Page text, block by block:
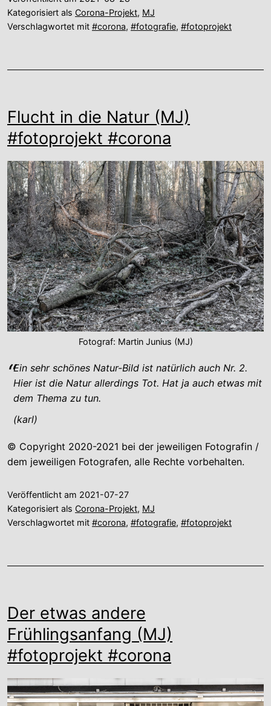
Kategorisiert als Corona-Projekt, MJ
Verschlagwortet mit #corona, #fotografie, #fotoprojekt
Flucht in die Natur (MJ)
#fotoprojekt #corona
Fotograf: Martin Junius (MJ)
Ein sehr schönes Natur-Bild ist natürlich auch Nr. 2.
Hier ist die Natur allerdings Tot. Hat ja auch etwas mit
dem Thema zu tun.
(karl)
© Copyright 2020-2021 bei der jeweiligen Fotografin /
dem jeweiligen Fotografen, alle Rechte vorbehalten.
Veröffentlicht am 2021-07-27
Kategorisiert als Corona-Projekt, MJ
Verschlagwortet mit #corona, #fotografie, #fotoprojekt
Der etwas andere
Frühlingsanfang (MJ)
#fotoprojekt #corona